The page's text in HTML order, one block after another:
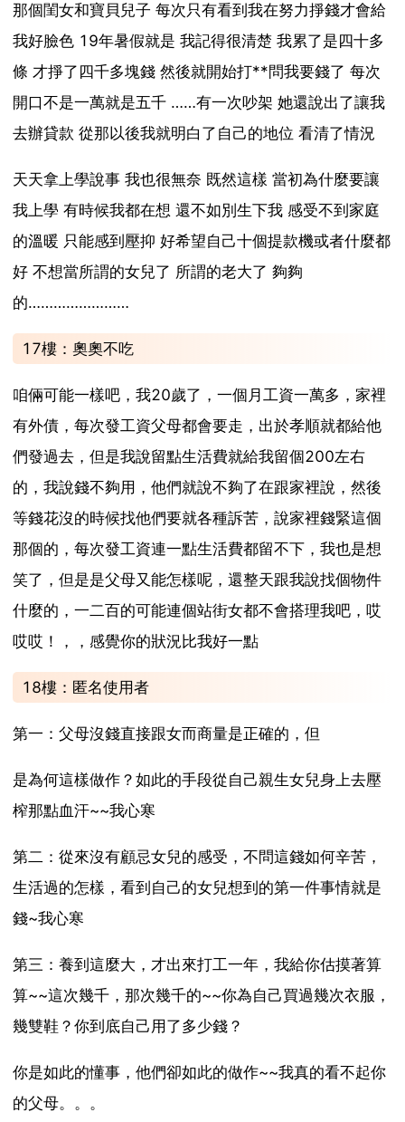
那個閨女和寶貝兒子 每次只有看到我在努力掙錢才會給
我好臉色 19年暑假就是 我記得很清楚 我累了是四十多
條 才掙了四千多塊錢 然後就開始打**問我要錢了 每次
開口不是一萬就是五千 ……有一次吵架 她還說出了讓我
去辦貸款 從那以後我就明白了自己的地位 看清了情況
天天拿上學說事 我也很無奈 既然這樣 當初為什麼要讓
我上學 有時候我都在想 還不如別生下我 感受不到家庭
的溫暖 只能感到壓抑 好希望自己十個提款機或者什麼都
好 不想當所謂的女兒了 所謂的老大了 夠夠
的……………………
17樓：奧奧不吃
咱倆可能一樣吧，我20歲了，一個月工資一萬多，家裡
有外債，每次發工資父母都會要走，出於孝順就都給他
們發過去，但是我說留點生活費就給我留個200左右
的，我說錢不夠用，他們就說不夠了在跟家裡說，然後
等錢花沒的時候找他們要就各種訴苦，說家裡錢緊這個
那個的，每次發工資連一點生活費都留不下，我也是想
笑了，但是是父母又能怎樣呢，還整天跟我說找個物件
什麼的，一二百的可能連個站街女都不會搭理我吧，哎
哎哎！，，感覺你的狀況比我好一點
18樓：匿名使用者
第一：父母沒錢直接跟女而商量是正確的，但
是為何這樣做作？如此的手段從自己親生女兒身上去壓
榨那點血汗~~我心寒
第二：從來沒有顧忌女兒的感受，不問這錢如何辛苦，
生活過的怎樣，看到自己的女兒想到的第一件事情就是
錢~我心寒
第三：養到這麼大，才出來打工一年，我給你估摸著算
算~~這次幾千，那次幾千的~~你為自己買過幾次衣服，
幾雙鞋？你到底自己用了多少錢？
你是如此的懂事，他們卻如此的做作~~我真的看不起你
的父母。。。